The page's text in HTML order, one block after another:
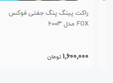
راکت پینگ پنگ جفتی فوکس
1,600,000 تومان